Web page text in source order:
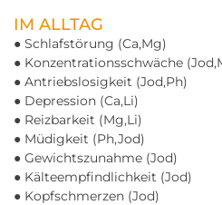
IM ALLTAG
● Schlafstörung (Ca,Mg)
● Konzentrationsschwäche
● Antriebslosigkeit (Jod,Ph)
● Depression (Ca,Li)
● Reizbarkeit (Mg,Li)
● Müdigkeit (Ph,Jod)
● Gewichtszunahme (Jod)
● Kälteempfindlichkeit (Jod)
● Kopfschmerzen (Jod)